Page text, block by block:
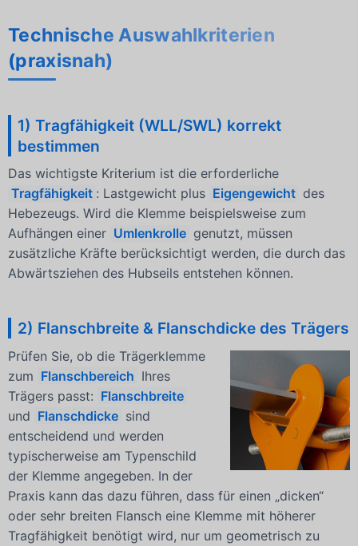
Technische Auswahlkriterien
(praxisnah)
1) Tragfähigkeit (WLL/SWL) korrekt
bestimmen
Das wichtigste Kriterium ist die erforderliche
Tragfähigkeit : Lastgewicht plus Eigengewicht des
Hebezeugs. Wird die Klemme beispielsweise zum
Aufhängen einer Umlenkrolle genutzt, müssen
zusätzliche Kräfte berücksichtigt werden, die durch das
Abwärtsziehen des Hubseils entstehen können.
2) Flanschbreite & Flanschdicke des Trägers
Prüfen Sie, ob die Trägerklemme
zum Flanschbereich Ihres
Trägers passt: Flanschbreite
und Flanschdicke sind
entscheidend und werden
typischerweise am Typenschild
der Klemme angegeben. In der
Praxis kann das dazu führen, dass für einen „dicken“
oder sehr breiten Flansch eine Klemme mit höherer
Tragfähigkeit benötigt wird, nur um geometrisch zu